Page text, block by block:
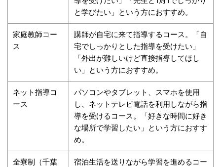
と学びたい」という方におすすめ。
家庭教師コー
ス
講師が自宅に来て指導するコース。「自
宅でしっかりとした指導を受けたい」
「外出が難しいけど直接指導してほし
い」という方におすすめ。
ネット指導コ
ース
パソコンやタブレット、スマホを使用
し、ネットテレビ電話を利用しながら指
導を受けるコース。「好きな時間に好き
な場所で学習したい」という方におすす
め。
全寮制（千葉
宿泊生活を送りながら学習を進めるコー